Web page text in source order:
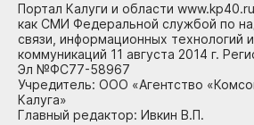
Портал Калуги и области
как СМИ Федеральной службой по
связи, информационных технологий
коммуникаций 11 августа 2014 г.
Эл №ФС77-58967
Учредитель: ООО «Агентство
Калуга»
Главный редактор: Ивкин В.П.